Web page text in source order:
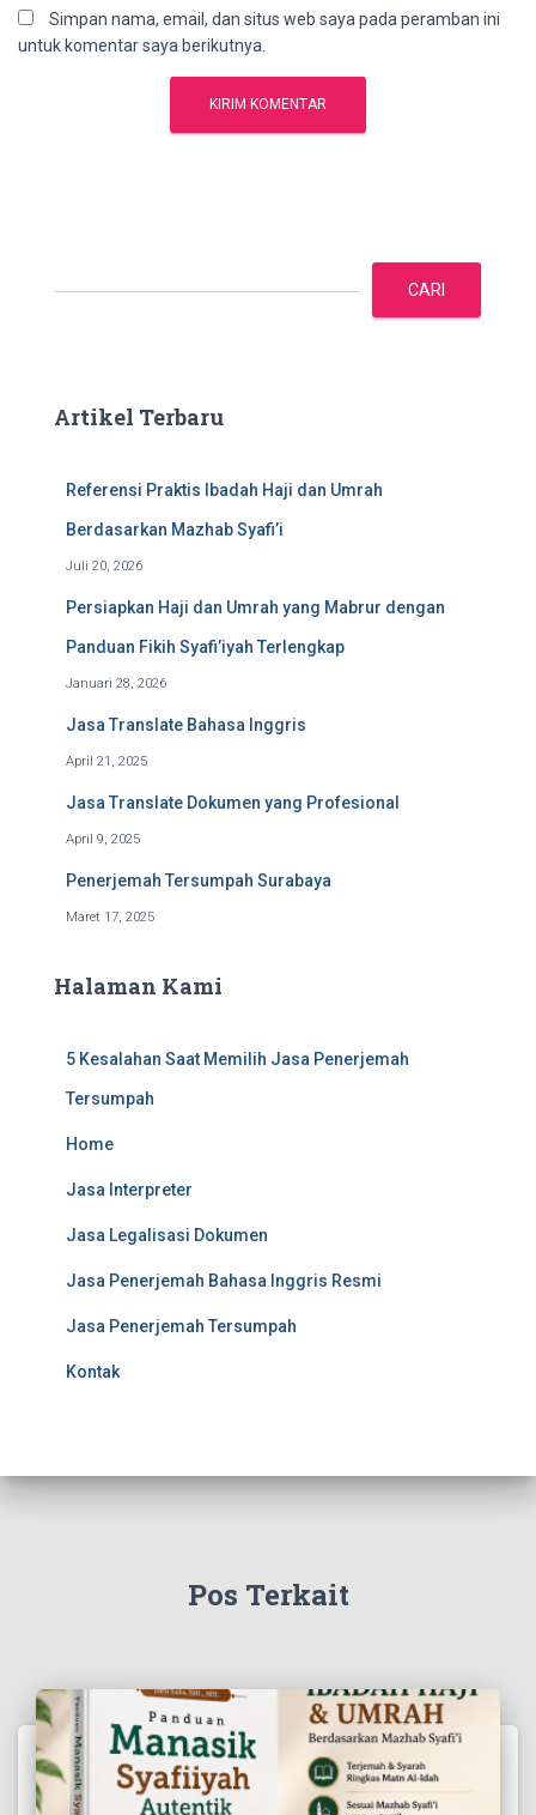
Simpan nama, email, dan situs web saya pada peramban ini
untuk komentar saya berikutnya.
a
CARI
Artikel Terbaru
Referensi Praktis Ibadah Haji dan Umrah
Berdasarkan Mazhab Syafi’i
Juli 20, 2026
Persiapkan Haji dan Umrah yang Mabrur dengan
Panduan Fikih Syafi’iyah Terlengkap
Januari 28, 2026
Jasa Translate Bahasa Inggris
April 21, 2025
Jasa Translate Dokumen yang Profesional
April 9, 2025
Penerjemah Tersumpah Surabaya
Maret 17, 2025
Halaman Kami
5 Kesalahan Saat Memilih Jasa Penerjemah
Tersumpah
Home
Jasa Interpreter
Jasa Legalisasi Dokumen
Jasa Penerjemah Bahasa Inggris Resmi
Jasa Penerjemah Tersumpah
Kontak
Pos Terkait